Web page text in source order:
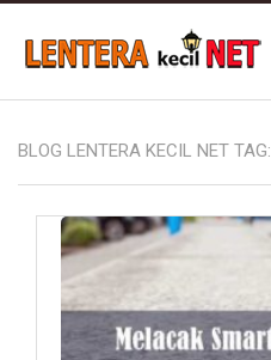
BLOG LENTERA KECIL NET TAG: